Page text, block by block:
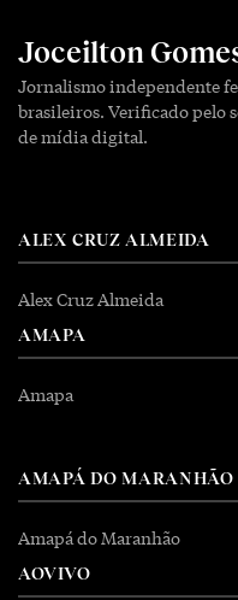
Joceilton
Jornalismo independente
brasileiros. Verificado pelo
de mídia digital.
ALEX CRUZ ALMEIDA
Alex Cruz Almeida
AMAPA
Amapa
AMAPÁ DO MARANHÃO
Amapá do Maranhão
AOVIVO